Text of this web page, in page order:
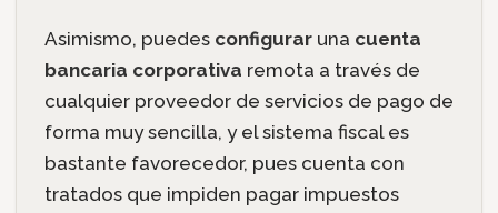
Asimismo, puedes configurar una cuenta
bancaria corporativa remota a través de
cualquier proveedor de servicios de pago de
forma muy sencilla, y el sistema fiscal es
bastante favorecedor, pues cuenta con
tratados que impiden pagar impuestos